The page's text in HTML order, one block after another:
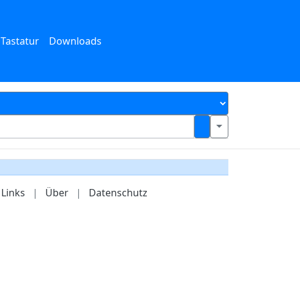
Tastatur Downloads
Links | Über | Datenschutz